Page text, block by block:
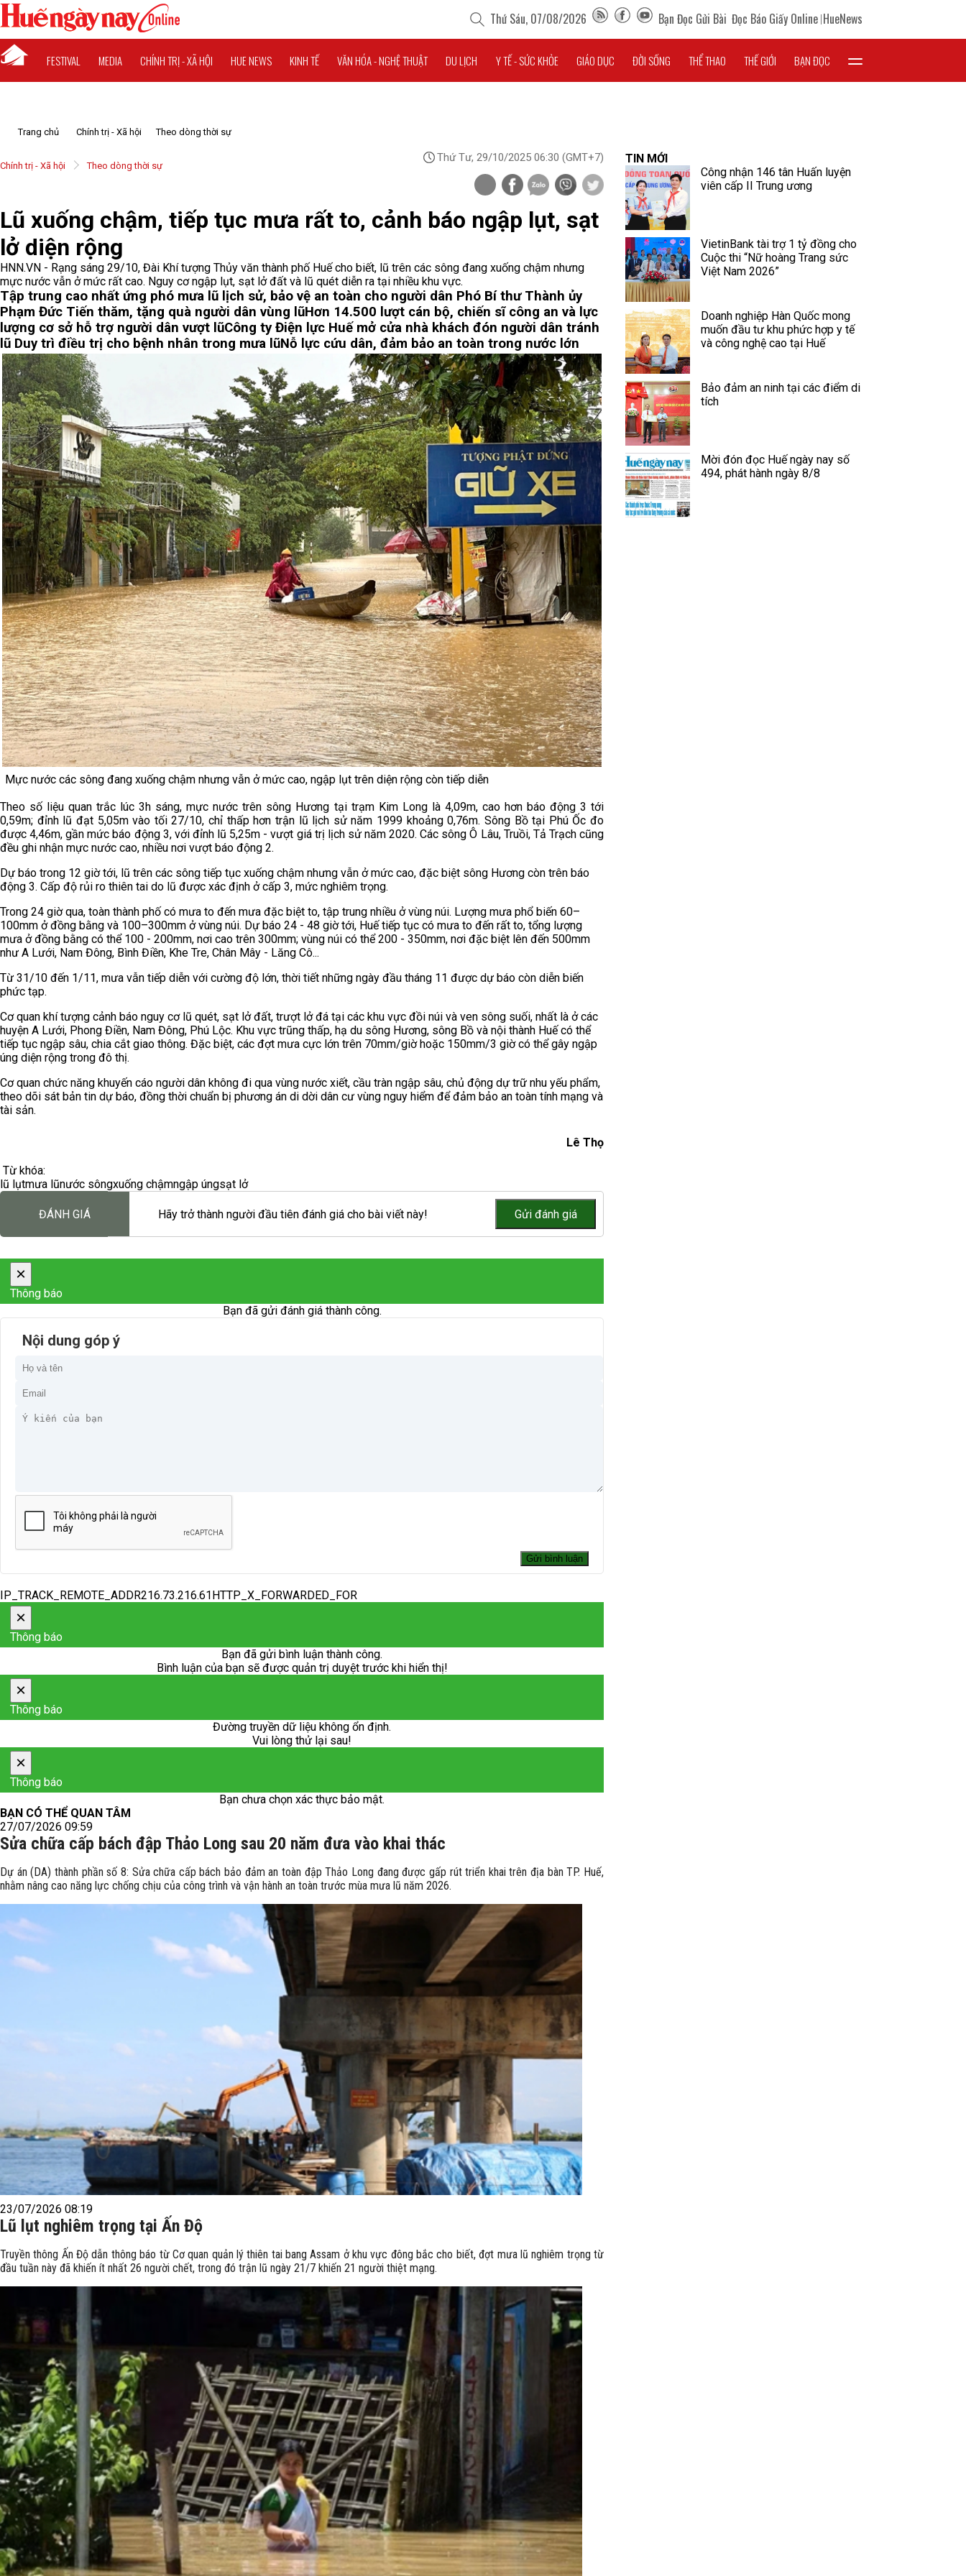
Thứ Sáu, 07/08/2026 Bạn Đọc Gửi Bài Đọc Báo Giấy Online HueNews
FESTIVAL MEDIA CHÍNH TRỊ - XÃ HỘI HUE NEWS KINH TẾ VĂN HÓA - NGHỆ THUẬT DU LỊCH Y TẾ - SỨC KHỎE GIÁO DỤC ĐỜI SỐNG THỂ THAO THẾ GIỚI BẠN ĐỌC
Trang chủ Chính trị - Xã hội Theo dòng thời sự
Chính trị - Xã hội Theo dòng thời sự
Thứ Tư, 29/10/2025 06:30 (GMT+7)
Lũ xuống chậm, tiếp tục mưa rất to, cảnh báo ngập lụt, sạt
lở diện rộng
HNN.VN - Rạng sáng 29/10, Đài Khí tượng Thủy văn thành phố Huế cho biết, lũ trên các sông đang xuống chậm nhưng
mực nước vẫn ở mức rất cao. Nguy cơ ngập lụt, sạt lở đất và lũ quét diễn ra tại nhiều khu vực.
Tập trung cao nhất ứng phó mưa lũ lịch sử, bảo vệ an toàn cho người dân Phó Bí thư Thành ủy
Phạm Đức Tiến thăm, tặng quà người dân vùng lũHơn 14.500 lượt cán bộ, chiến sĩ công an và lực
lượng cơ sở hỗ trợ người dân vượt lũCông ty Điện lực Huế mở cửa nhà khách đón người dân tránh
lũ Duy trì điều trị cho bệnh nhân trong mưa lũNỗ lực cứu dân, đảm bảo an toàn trong nước lớn
Mực nước các sông đang xuống chậm nhưng vẫn ở mức cao, ngập lụt trên diện rộng còn tiếp diễn
Theo số liệu quan trắc lúc 3h sáng, mực nước trên sông Hương tại trạm Kim Long là 4,09m, cao hơn báo động 3 tới
0,59m; đỉnh lũ đạt 5,05m vào tối 27/10, chỉ thấp hơn trận lũ lịch sử năm 1999 khoảng 0,76m. Sông Bồ tại Phú Ốc đo
được 4,46m, gần mức báo động 3, với đỉnh lũ 5,25m - vượt giá trị lịch sử năm 2020. Các sông Ô Lâu, Truồi, Tả Trạch cũng
đều ghi nhận mực nước cao, nhiều nơi vượt báo động 2.
Dự báo trong 12 giờ tới, lũ trên các sông tiếp tục xuống chậm nhưng vẫn ở mức cao, đặc biệt sông Hương còn trên báo
động 3. Cấp độ rủi ro thiên tai do lũ được xác định ở cấp 3, mức nghiêm trọng.
Trong 24 giờ qua, toàn thành phố có mưa to đến mưa đặc biệt to, tập trung nhiều ở vùng núi. Lượng mưa phổ biến 60–
100mm ở đồng bằng và 100–300mm ở vùng núi. Dự báo 24 - 48 giờ tới, Huế tiếp tục có mưa to đến rất to, tổng lượng
mưa ở đồng bằng có thể 100 - 200mm, nơi cao trên 300mm; vùng núi có thể 200 - 350mm, nơi đặc biệt lên đến 500mm
như A Lưới, Nam Đông, Bình Điền, Khe Tre, Chân Mây - Lăng Cô...
Từ 31/10 đến 1/11, mưa vẫn tiếp diễn với cường độ lớn, thời tiết những ngày đầu tháng 11 được dự báo còn diễn biến
phức tạp.
Cơ quan khí tượng cảnh báo nguy cơ lũ quét, sạt lở đất, trượt lở đá tại các khu vực đồi núi và ven sông suối, nhất là ở các
huyện A Lưới, Phong Điền, Nam Đông, Phú Lộc. Khu vực trũng thấp, hạ du sông Hương, sông Bồ và nội thành Huế có thể
tiếp tục ngập sâu, chia cắt giao thông. Đặc biệt, các đợt mưa cực lớn trên 70mm/giờ hoặc 150mm/3 giờ có thể gây ngập
úng diện rộng trong đô thị.
Cơ quan chức năng khuyến cáo người dân không đi qua vùng nước xiết, cầu tràn ngập sâu, chủ động dự trữ nhu yếu phẩm,
theo dõi sát bản tin dự báo, đồng thời chuẩn bị phương án di dời dân cư vùng nguy hiểm để đảm bảo an toàn tính mạng và
tài sản.
Lê Thọ
Từ khóa:
lũ lụtmưa lũnước sôngxuống chậmngập úngsạt lở
ĐÁNH GIÁ Hãy trở thành người đầu tiên đánh giá cho bài viết này!
×
Thông báo
Bạn đã gửi đánh giá thành công.
Nội dung góp ý
IP_TRACK_REMOTE_ADDR216.73.216.61HTTP_X_FORWARDED_FOR
×
Thông báo
Bạn đã gửi bình luận thành công.
Bình luận của bạn sẽ được quản trị duyệt trước khi hiển thị!
×
Thông báo
Đường truyền dữ liệu không ổn định.
Vui lòng thử lại sau!
×
Thông báo
Bạn chưa chọn xác thực bảo mật.
BẠN CÓ THỂ QUAN TÂM
27/07/2026 09:59
Sửa chữa cấp bách đập Thảo Long sau 20 năm đưa vào khai thác
Dự án (DA) thành phần số 8: Sửa chữa cấp bách bảo đảm an toàn đập Thảo Long đang được gấp rút triển khai trên địa bàn TP. Huế,
nhằm nâng cao năng lực chống chịu của công trình và vận hành an toàn trước mùa mưa lũ năm 2026.
23/07/2026 08:19
Lũ lụt nghiêm trọng tại Ấn Độ
Truyền thông Ấn Độ dẫn thông báo từ Cơ quan quản lý thiên tai bang Assam ở khu vực đông bắc cho biết, đợt mưa lũ nghiêm trọng từ
đầu tuần này đã khiến ít nhất 26 người chết, trong đó trận lũ ngày 21/7 khiến 21 người thiệt mạng.
TIN MỚI
Công nhận 146 tân Huấn luyện
viên cấp II Trung ương
VietinBank tài trợ 1 tỷ đồng cho
Cuộc thi “Nữ hoàng Trang sức
Việt Nam 2026”
Doanh nghiệp Hàn Quốc mong
muốn đầu tư khu phức hợp y tế
và công nghệ cao tại Huế
Bảo đảm an ninh tại các điểm di
tích
Mời đón đọc Huế ngày nay số
494, phát hành ngày 8/8